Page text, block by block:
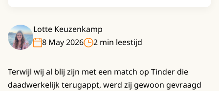
Lotte Keuzenkamp
8 May 2026
2 min leestijd
Terwijl wij al blij zijn met een match op Tinder die
daadwerkelijk terugappt, werd zij gewoon gevraagd